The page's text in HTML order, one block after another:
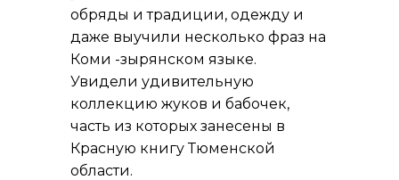
обряды и традиции, одежду и
даже выучили несколько фраз на
Коми -зырянском языке.
Увидели удивительную
коллекцию жуков и бабочек,
часть из которых занесены в
Красную книгу Тюменской
области.